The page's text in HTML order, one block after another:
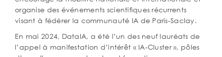
organise des événements scientiﬁques récurrents
visant à fédérer la communauté IA de Paris-Saclay.
En mai 2024, DataIA, a été l’un des neuf lauréats de
l’appel à manifestation d’intérêt « IA-Cluster », pôles